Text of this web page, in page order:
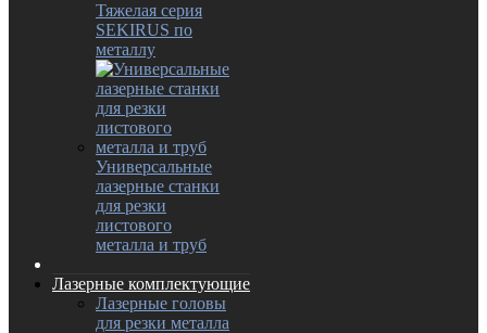
Тяжелая серия
SEKIRUS по
металлу
Универсальные
лазерные станки
для резки
листового
металла и труб
Лазерные комплектующие
Лазерные головы
для резки металла